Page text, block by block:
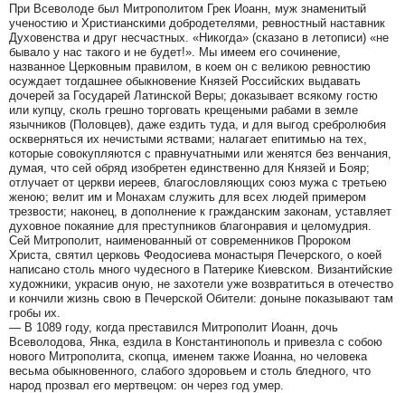
При Всеволоде был Митрополитом Грек Иоанн, муж знаменитый
ученостию и Христианскими добродетелями, ревностный наставник
Духовенства и друг несчастных. «Никогда» (сказано в летописи) «не
бывало у нас такого и не будет!». Мы имеем его сочинение,
названное Церковным правилом, в коем он с великою ревностию
осуждает тогдашнее обыкновение Князей Российских выдавать
дочерей за Государей Латинской Веры; доказывает всякому гостю
или купцу, сколь грешно торговать крещеными рабами в земле
язычников (Половцев), даже ездить туда, и для выгод сребролюбия
оскверняться их нечистыми яствами; налагает епитимью на тех,
которые совокупляются с правнучатными или женятся без венчания,
думая, что сей обряд изобретен единственно для Князей и Бояр;
отлучает от церкви иереев, благословляющих союз мужа с третьею
женою; велит им и Монахам служить для всех людей примером
трезвости; наконец, в дополнение к гражданским законам, уставляет
духовное покаяние для преступников благонравия и целомудрия.
Сей Митрополит, наименованный от современников Пророком
Христа, святил церковь Феодосиева монастыря Печерского, о коей
написано столь много чудесного в Патерике Киевском. Византийские
художники, украсив оную, не захотели уже возвратиться в отечество
и кончили жизнь свою в Печерской Обители: доныне показывают там
гробы их.
— B 1089 году, когда преставился Митрополит Иоанн, дочь
Всеволодова, Янка, ездила в Константинополь и привезла с собою
нового Митрополита, скопца, именем также Иоанна, но человека
весьма обыкновенного, слабого здоровьем и столь бледного, что
народ прозвал его мертвецом: он через год умер.